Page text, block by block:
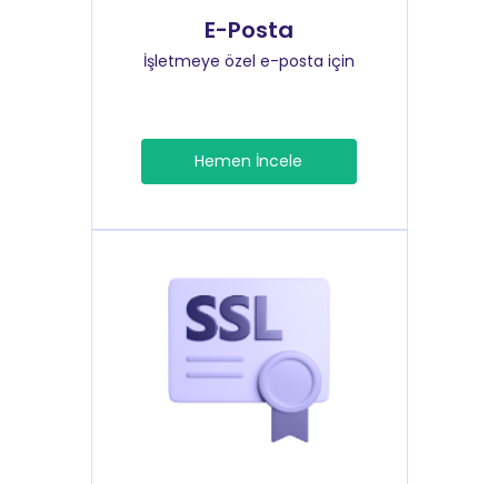
E-Posta
İşletmeye özel e-posta için
Hemen İncele